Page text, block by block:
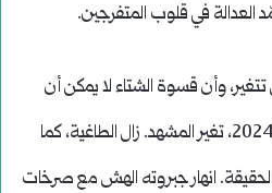
في قلوب المتفرجين.
تتغير، وأن قسوة الشتاء لا يمكن أن
تستمر للأبد. هكذا مع نهاية عام 2024، تغير المشهد. زال الطاغية، كما
انهار جبروته الهش مع صرخات